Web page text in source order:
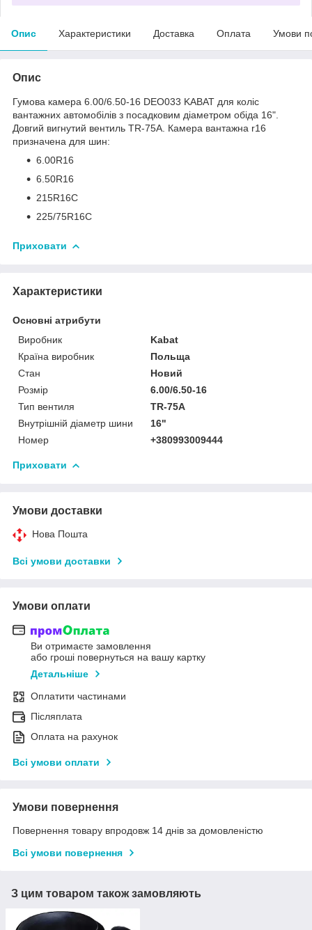
Опис Характеристики Доставка Оплата Умови
Опис
Гумова камера 6.00/6.50-16 DEO033 KABAT для коліс
вантажних автомобілів з посадковим діаметром обіда 16".
Довгий вигнутий вентиль TR-75A. Камера вантажна r16
призначена для шин:
6.00R16
6.50R16
215R16С
225/75R16C
Приховати
Характеристики
Основні атрибути
Виробник
Kabat
Країна виробник
Польща
Стан
Новий
Розмір
6.00/6.50-16
Тип вентиля
TR-75A
Внутрішній діаметр шини
16"
Номер
+380993009444
Приховати
Умови доставки
Нова Пошта
Всі умови доставки
Умови оплати
Ви отримаєте замовлення
або гроші повернуться на вашу картку
Детальніше
Оплатити частинами
Післяплата
Оплата на рахунок
Всі умови оплати
Умови повернення
Повернення товару впродовж 14 днів за домовленістю
Всі умови повернення
З цим товаром також замовляють